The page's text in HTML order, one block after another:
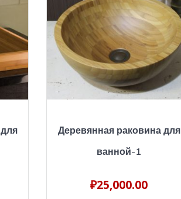
Деревянная раковина для
ванной-1
₽25,000.00